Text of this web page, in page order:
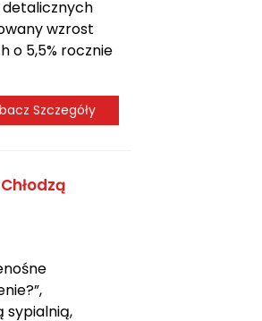
wzrost
o 5,5% rocznie
Szczegóły
sypialnią,